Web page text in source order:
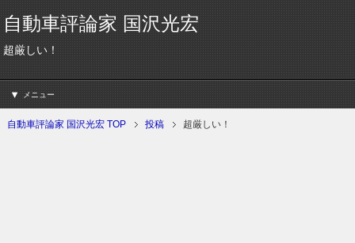
自動車評論家 国沢光宏
超厳しい！
メニュー
自動車評論家 国沢光宏 TOP 投稿 超厳しい！